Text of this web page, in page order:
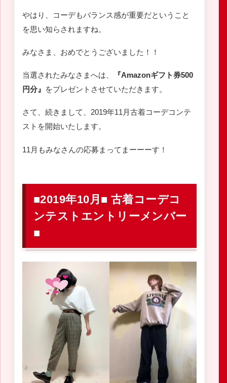
やはり、コーデもバランス感が重要だということ
を思い知らされますね。
みなさま、おめでとうございました！！
当選されたみなさまへは、
『Amazonギフト券500
円分』 をプレゼントさせていただきます。
さて、続きまして、2019年11月古着コーデコンテ
ストを開始いたします。
11月もみなさんの応募まってまーーーす！
■2019年10月■ 古着コーデコ
ンテストエントリーメンバー
■